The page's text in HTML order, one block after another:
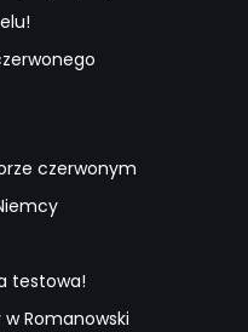
czerwonym
testowa!
Romanowski